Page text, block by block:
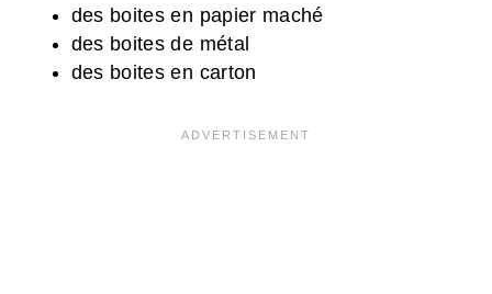
des boites en papier maché
des boites de métal
des boites en carton